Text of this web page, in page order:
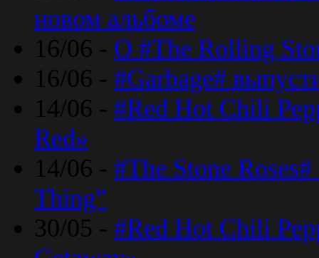
новом альбоме
16/06 - О #The Rolling
16/06 - #Garbage#
14/06 - #Red Hot Chili
Red»
14/06 - #The Stone
Thing”
30/05 - #Red Hot Chili